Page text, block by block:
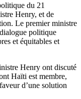
du 21
Henry, et de
Le premier ministre
politique
et équitables et
Henry ont discuté
Haïti est membre,
d’une solution